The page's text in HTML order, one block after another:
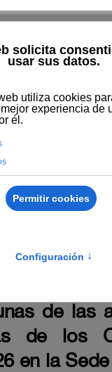
TOUNIA
Alumnado:
provisional de
las actividades
en la Sede de Baeza.
a la
de las
de los
en la